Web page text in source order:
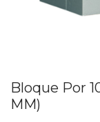
Bloque Por
MM)